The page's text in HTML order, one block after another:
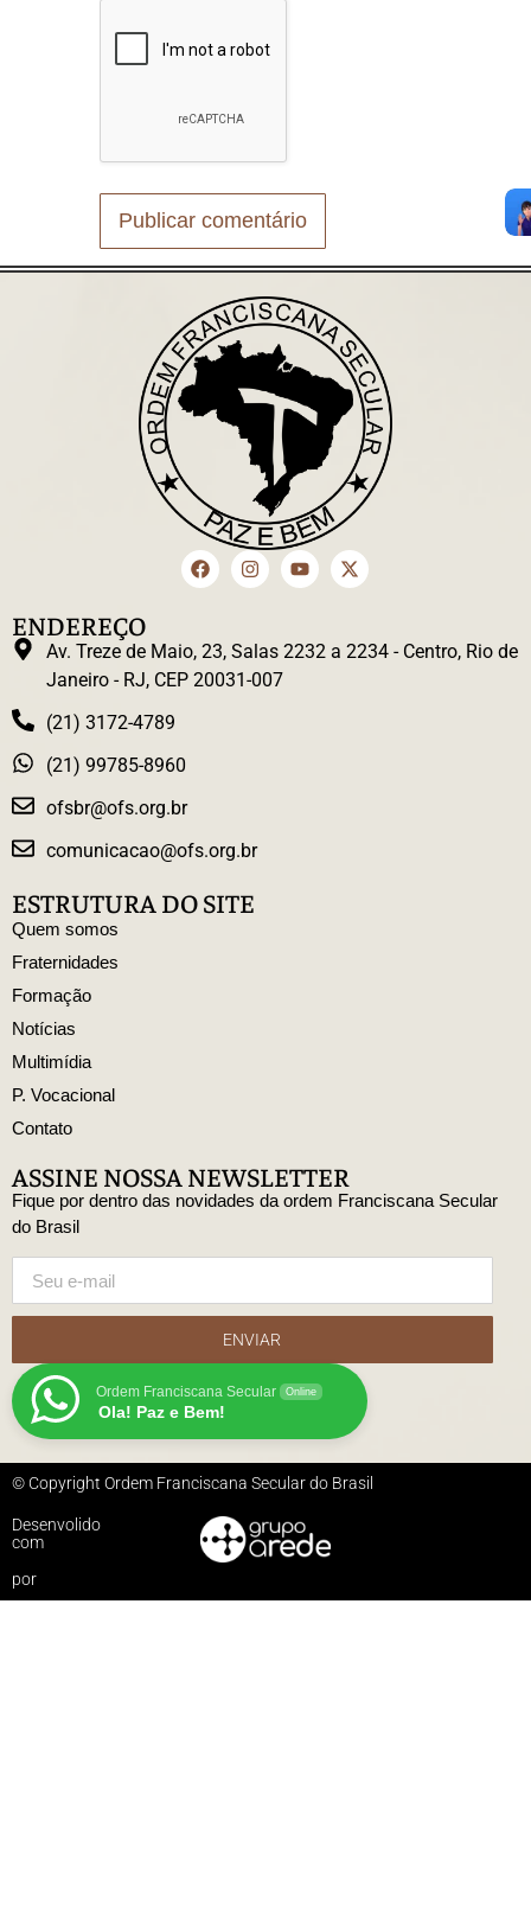
ENDEREÇO
Av. Treze de Maio, 23, Salas 2232 a 2234 - Centro, Rio de
Janeiro - RJ, CEP 20031-007
(21) 3172-4789
(21) 99785-8960
ofsbr@ofs.org.br
comunicacao@ofs.org.br
ESTRUTURA DO SITE
Quem somos
Fraternidades
Formação
Notícias
Multimídia
P. Vocacional
Contato
ASSINE NOSSA NEWSLETTER
Fique por dentro das novidades da ordem Franciscana Secular
do Brasil
ENVIAR
Ordem Franciscana Secular Online
Ola! Paz e Bem!
© Copyright Ordem Franciscana Secular do Brasil
Desenvolido
com
por